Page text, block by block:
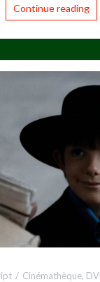
Continue reading
Cinémathèque,